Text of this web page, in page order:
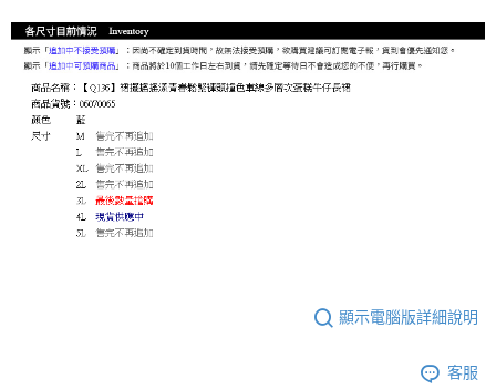
顯示電腦版詳細說明
客服